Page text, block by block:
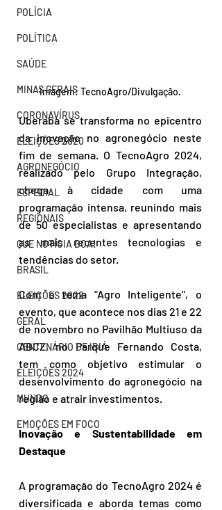
POLÍCIA
POLÍTICA
SAÚDE
MINAS GERAIS
CORONAVÍRUS
ELEIÇÕES 2020
AGRONEGÓCIO
ESPECIAL
REGIONAIS
QUE NOTÍCIA BOA!
BRASIL
ELEIÇÕES 2022
GERAL
CENTENÁRIO DE IBIÁ
ELEIÇÕES 2024
MUNDO
EMOÇÕES EM FOCO
Imagem: TecnoAgro/Divulgação.
Uberaba se transforma no epicentro
da inovação no agronegócio neste
fim de semana. O TecnoAgro 2024,
realizado pelo Grupo Integração,
chega à cidade com uma
programação intensa, reunindo mais
de 50 especialistas e apresentando
as mais recentes tecnologias e
tendências do setor.
Com o tema "Agro Inteligente", o
evento, que acontece nos dias 21 e 22
de novembro no Pavilhão Multiuso da
ABCZ, no Parque Fernando Costa,
tem como objetivo estimular o
desenvolvimento do agronegócio na
região e atrair investimentos.
Inovação e Sustentabilidade em
Destaque
A programação do TecnoAgro 2024 é
diversificada e aborda temas como